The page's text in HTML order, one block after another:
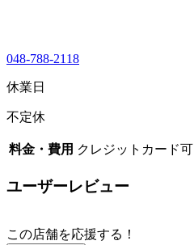
048-788-2118
休業日
不定休
料金・費用 クレジットカード可
ユーザーレビュー
この店舗を応援する！